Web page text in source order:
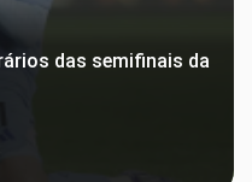
das semifinais da